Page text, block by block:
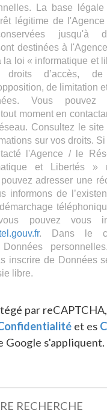
La base légale
légitime de
jusqu'à
destinées à
la loi « informatique et
d’accès, de
de limitation
Vous pouvez
moment en
Consultez le site
sur vos droits.
l'Agence / le
et Libertés »
adresser une
informons de
pouvez vous
. Dans le
inscrire de Données
libre.
par
et es
Google s'appliquent.
RECHERCHE